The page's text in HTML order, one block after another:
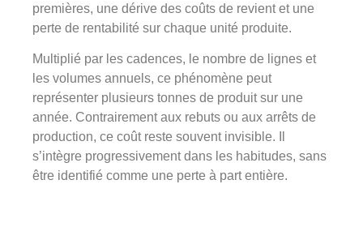
premières, une dérive des coûts de revient et une
perte de rentabilité sur chaque unité produite.
Multiplié par les cadences, le nombre de lignes et
les volumes annuels, ce phénomène peut
représenter plusieurs tonnes de produit sur une
année. Contrairement aux rebuts ou aux arrêts de
production, ce coût reste souvent invisible. Il
s’intègre progressivement dans les habitudes, sans
être identifié comme une perte à part entière.